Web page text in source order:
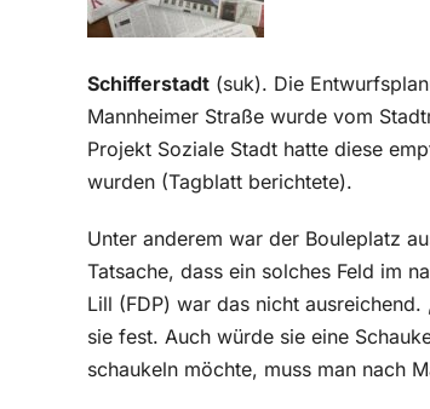
Schifferstadt (suk). Die
Mannheimer Straße wurde vom
Projekt Soziale Stadt hatte diese
wurden (Tagblatt berichtete).
Unter anderem war der Bouleplatz
Tatsache, dass ein solches Feld im
Lill (FDP) war das nicht
sie fest. Auch würde sie eine
schaukeln möchte, muss man nach